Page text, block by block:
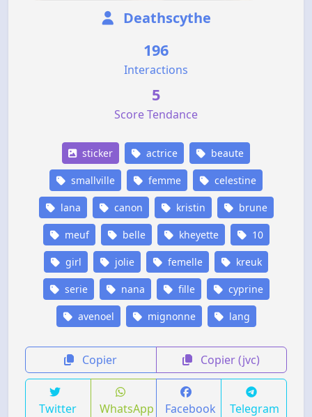
Deathscythe
196
Interactions
5
Score Tendance
sticker actrice beaute
smallville femme celestine
lana canon kristin brune
meuf belle kheyette 10
girl jolie femelle kreuk
serie nana fille cyprine
avenoel mignonne lang
Copier Copier (jvc)
Twitter WhatsApp Facebook Telegram